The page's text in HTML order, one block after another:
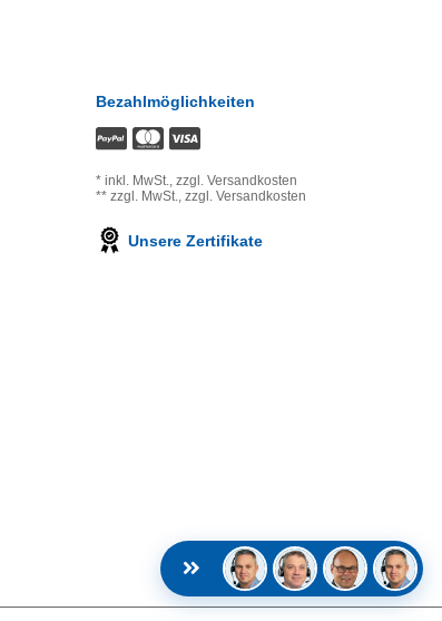
Bezahlmöglichkeiten
* inkl. MwSt., zzgl. Versandkosten
** zzgl. MwSt., zzgl. Versandkosten
Unsere Zertifikate